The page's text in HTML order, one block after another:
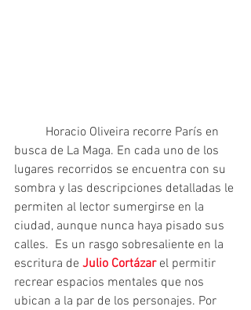
busca de La Maga. En cada uno de los
lugares recorridos se encuentra con su
sombra y las descripciones detalladas le
permiten al lector sumergirse en la
ciudad, aunque nunca haya pisado sus
calles.  Es un rasgo sobresaliente en la
escritura de Julio Cortázar el permitir
recrear espacios mentales que nos
ubican a la par de los personajes. Por